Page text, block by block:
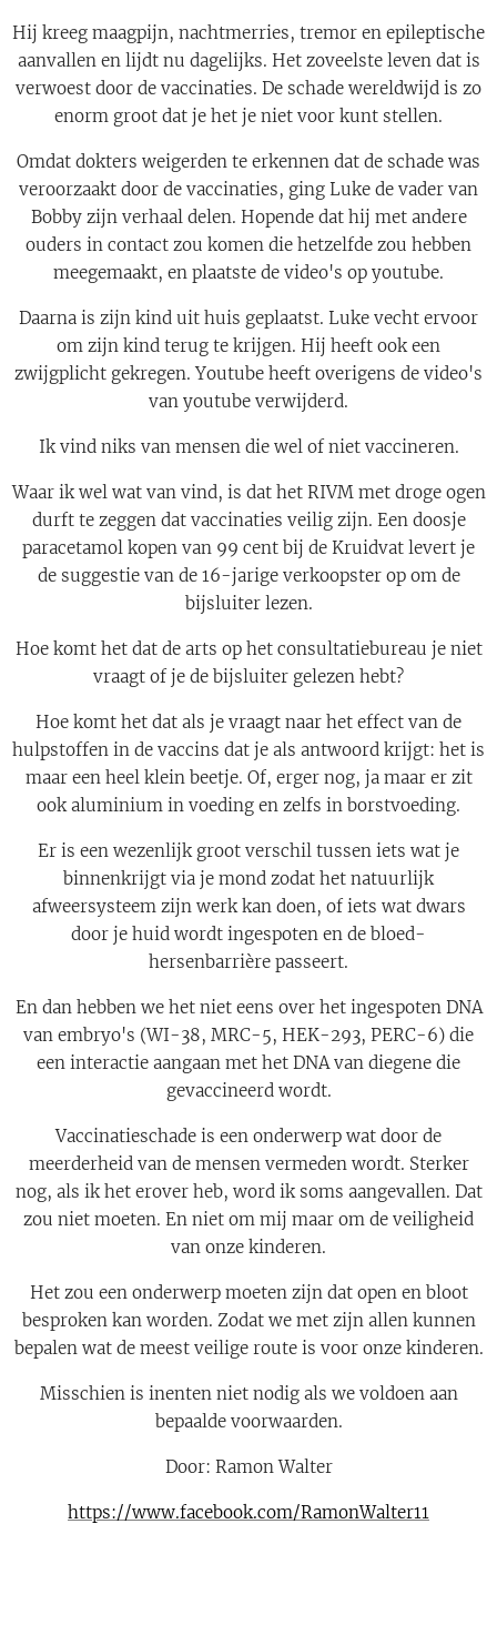
Hij kreeg maagpijn, nachtmerries, tremor en epileptische
aanvallen en lijdt nu dagelijks. Het zoveelste leven dat is
verwoest door de vaccinaties. De schade wereldwijd is zo
enorm groot dat je het je niet voor kunt stellen.
Omdat dokters weigerden te erkennen dat de schade was
veroorzaakt door de vaccinaties, ging Luke de vader van
Bobby zijn verhaal delen. Hopende dat hij met andere
ouders in contact zou komen die hetzelfde zou hebben
meegemaakt, en plaatste de video's op youtube.
Daarna is zijn kind uit huis geplaatst. Luke vecht ervoor
om zijn kind terug te krijgen. Hij heeft ook een
zwijgplicht gekregen. Youtube heeft overigens de video's
van youtube verwijderd.
Ik vind niks van mensen die wel of niet vaccineren.
Waar ik wel wat van vind, is dat het RIVM met droge ogen
durft te zeggen dat vaccinaties veilig zijn. Een doosje
paracetamol kopen van 99 cent bij de Kruidvat levert je
de suggestie van de 16-jarige verkoopster op om de
bijsluiter lezen.
Hoe komt het dat de arts op het consultatiebureau je niet
vraagt of je de bijsluiter gelezen hebt?
Hoe komt het dat als je vraagt naar het effect van de
hulpstoffen in de vaccins dat je als antwoord krijgt: het is
maar een heel klein beetje. Of, erger nog, ja maar er zit
ook aluminium in voeding en zelfs in borstvoeding.
Er is een wezenlijk groot verschil tussen iets wat je
binnenkrijgt via je mond zodat het natuurlijk
afweersysteem zijn werk kan doen, of iets wat dwars
door je huid wordt ingespoten en de bloed-
hersenbarrière passeert.
En dan hebben we het niet eens over het ingespoten DNA
van embryo's (WI-38, MRC-5, HEK-293, PERC-6) die
een interactie aangaan met het DNA van diegene die
gevaccineerd wordt.
Vaccinatieschade is een onderwerp wat door de
meerderheid van de mensen vermeden wordt. Sterker
nog, als ik het erover heb, word ik soms aangevallen. Dat
zou niet moeten. En niet om mij maar om de veiligheid
van onze kinderen.
Het zou een onderwerp moeten zijn dat open en bloot
besproken kan worden. Zodat we met zijn allen kunnen
bepalen wat de meest veilige route is voor onze kinderen.
Misschien is inenten niet nodig als we voldoen aan
bepaalde voorwaarden.
Door: Ramon Walter
https://www.facebook.com/RamonWalter11